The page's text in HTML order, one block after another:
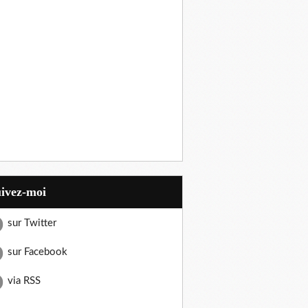
moi
sur Twitter
sur Facebook
via RSS